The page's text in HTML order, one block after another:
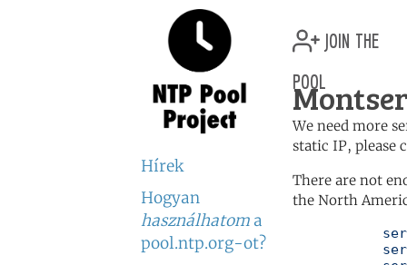
Hírek
Hogyan
használhatom a
pool.ntp.org-ot?
join the
pool
We need more
static IP, please
There are not
the North